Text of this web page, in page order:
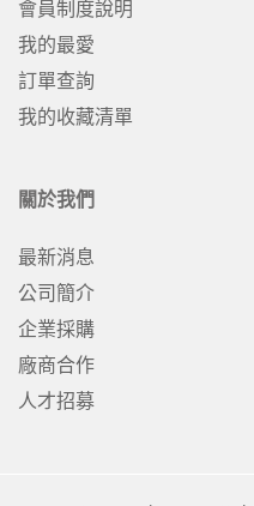
會員制度說明
我的最愛
訂單查詢
我的收藏清單
關於我們
最新消息
公司簡介
企業採購
廠商合作
人才招募